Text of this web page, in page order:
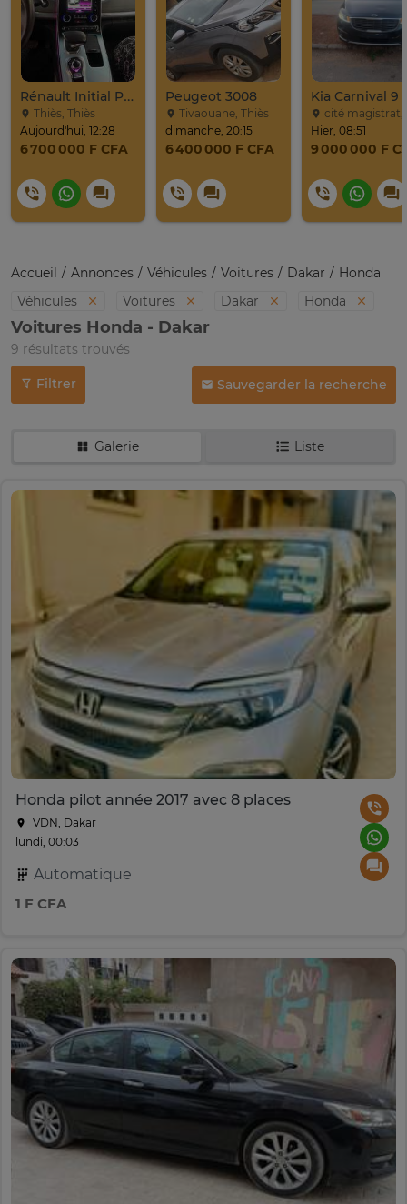
Rénault Initial Paris 7 Places Très Propre
Thiès, Thiès
Aujourd'hui, 12:28
6 700 000 F CFA
Peugeot 3008
Tivaouane, Thiès
dimanche, 20:15
6 400 000 F CFA
cité magistrat,
Hier, 08:51
9 000 000 F
Accueil Annonces Véhicules Voitures Dakar
Honda
Véhicules
Voitures Dakar Honda
Voitures Honda - Dakar
9 résultats trouvés
Filtrer Sauvegarder la recherche
Galerie Liste
Honda pilot année 2017 avec 8 places
VDN, Dakar
lundi, 00:03
Automatique
1 F CFA